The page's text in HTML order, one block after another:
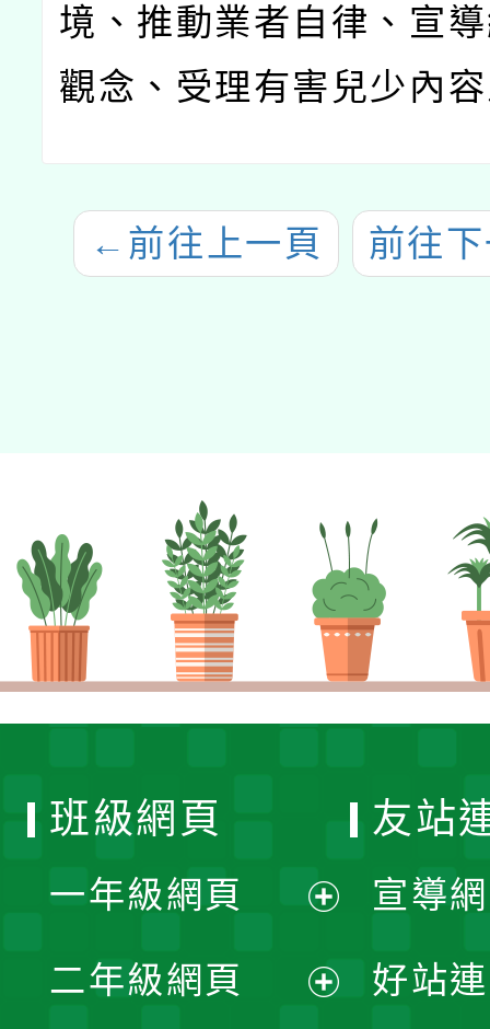
境、推動業者自律、宣
觀念、受理有害兒少內
← 前往上一頁 前往
班級網頁
一年級網頁
開
二年級網頁
友站
宣導
好站